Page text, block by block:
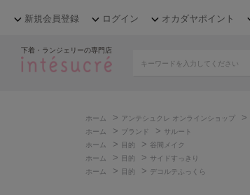
新規会員登録 ログイン オカダヤポイント
下着・ランジェリーの専門店
ホーム > アンテシュクレ オンラインショップ >
ホーム
> ブランド > サルート
ホーム
> 目的 > 谷間メイク
ホーム
> 目的 > サイドすっきり
ホーム
> 目的 > デコルテふっくら